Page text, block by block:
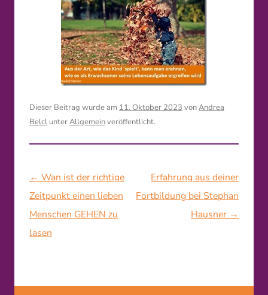
Dieser Beitrag wurde am 11. Oktober 2023 vonAndrea
Belcl unterAllgemeinveröffentlicht.
Beitragsnavigation
← Wan ist der richtige
Zeitpunkt einen lieben
Menschen GEHEN zu
lasen
Erfahrung aus deiner
Fortbildung bei Stephan
Hausner →